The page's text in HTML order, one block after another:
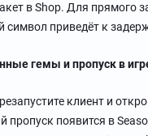
в Shop. Для прямого
символ приведёт к
гемы и пропуск в
клиент и
пропуск появится в